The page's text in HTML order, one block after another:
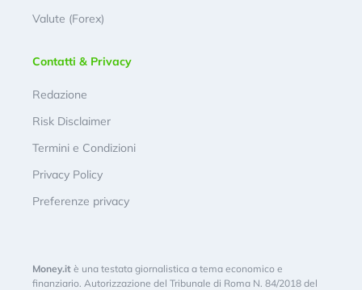
Valute (Forex)
Contatti & Privacy
Redazione
Risk Disclaimer
Termini e Condizioni
Privacy Policy
Preferenze privacy
Money.it è una testata giornalistica a tema economico e
finanziario. Autorizzazione del Tribunale di Roma N. 84/2018 del